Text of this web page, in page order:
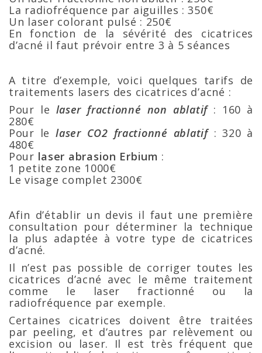
La radiofréquence par aiguilles : 350€
Un laser colorant pulsé : 250€
En fonction de la sévérité des cicatrices
d’acné il faut prévoir entre 3 à 5 séances
A titre d’exemple, voici quelques tarifs de
traitements lasers des cicatrices d’acné :
Pour le laser fractionné non ablatif : 160 à
280€
Pour lelaser CO2 fractionné ablatif: 320 à
480€
Pour laser abrasion Erbium :
1 petite zone 1000€
Le visage complet 2300€
Afin d’établir un devis il faut une première
consultation pour déterminer la technique
la plus adaptée à votre type de cicatrices
d’acné.
Il n’est pas possible de corriger toutes les
cicatrices d’acné avec le même traitement
comme le laser fractionné ou la
radiofréquence par exemple.
Certaines cicatrices doivent être traitées
par peeling, et d’autres par relèvement ou
excision ou laser. Il est très fréquent que